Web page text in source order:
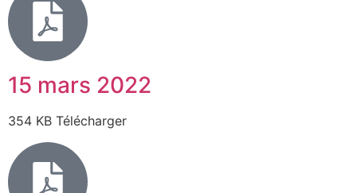
15 mars 2022
354 KB Télécharger